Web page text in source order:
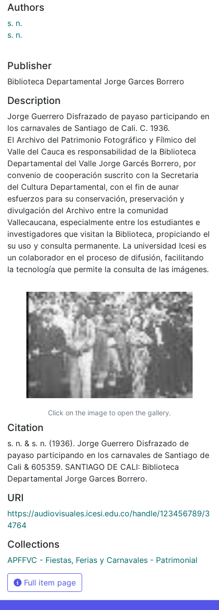
Authors
s. n.
s. n.
Publisher
Biblioteca Departamental Jorge Garces Borrero
Description
Jorge Guerrero Disfrazado de payaso participando en
los carnavales de Santiago de Cali. C. 1936.
El Archivo del Patrimonio Fotográfico y Fílmico del
Valle del Cauca es responsabilidad de la Biblioteca
Departamental del Valle Jorge Garcés Borrero, por
convenio de cooperación suscrito con la Secretaria
del Cultura Departamental, con el fin de aunar
esfuerzos para su conservación, preservación y
divulgación del Archivo entre la comunidad
Vallecaucana, especialmente entre los estudiantes e
investigadores que visitan la Biblioteca, propiciando el
su uso y consulta permanente. La universidad Icesi es
un colaborador en el proceso de difusión, facilitando
la tecnología que permite la consulta de las imágenes.
Click on the image to open the gallery.
Citation
s. n. & s. n. (1936). Jorge Guerrero Disfrazado de
payaso participando en los carnavales de Santiago de
Cali & 605359. SANTIAGO DE CALI: Biblioteca
Departamental Jorge Garces Borrero.
URI
https://audiovisuales.icesi.edu.co/handle/123456789/3
4764
Collections
APFFVC - Fiestas, Ferias y Carnavales - Patrimonial
Full item page